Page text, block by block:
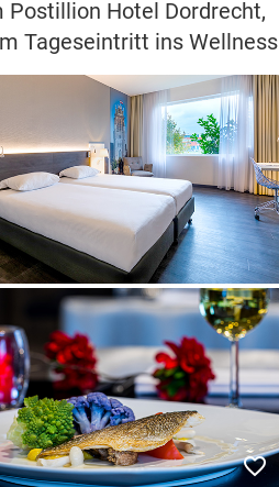
Postillion Hotel Dordrecht,
Tageseintritt ins Wellness
favorite_border